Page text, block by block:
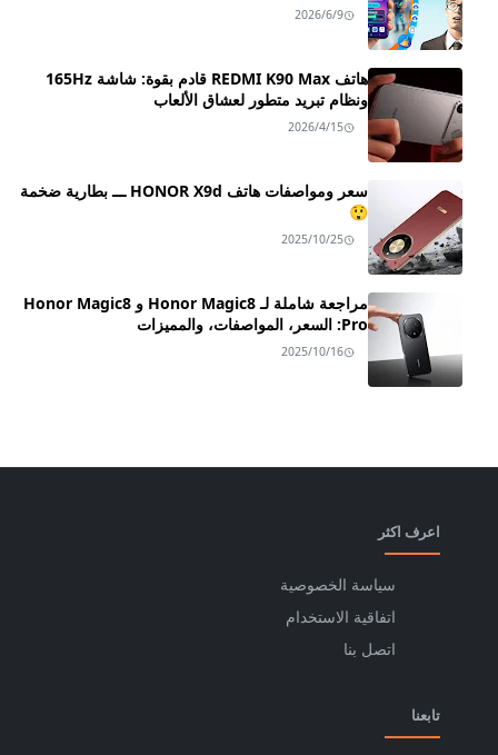
2026/6/9
هاتف REDMI K90 Max قادم بقوة: شاشة 165Hz
ونظام تبريد متطور لعشاق الألعاب
2026/4/15
سعر ومواصفات هاتف HONOR X9d ـــ بطارية ضخمة
😲
2025/10/25
مراجعة شاملة لـ Honor Magic8 و Honor Magic8
Pro: السعر، المواصفات، والمميزات
2025/10/16
اعرف اكثر
سياسة الخصوصية
اتفاقية الاستخدام
اتصل بنا
تابعنا